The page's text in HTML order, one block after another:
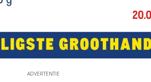
ADVERTENTIE